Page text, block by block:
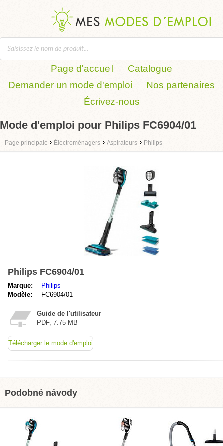
Page d'accueil
Catalogue
Demander un mode d'emploi
Nos partenaires
Écrivez-nous
Mode d'emploi pour Philips FC6904/01
Page principale › Électroménagers › Aspirateurs › Philips
Philips FC6904/01
Marque:
Philips
Modèle:
FC6904/01
Guide de l'utilisateur
PDF, 7.75 MB
Télécharger le mode d'emploi
Podobné návody